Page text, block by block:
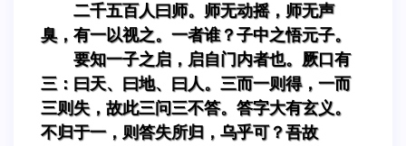
二千五百人曰师。师无动摇，师无声
臭，有一以视之。一者谁？子中之悟元子。
要知一子之启，启自门内者也。厥口有
三：曰天、曰地、曰人。三而一则得，一而
三则失，故此三问三不答。答字大有玄义。
不归于一，则答失所归，乌乎可？吾故